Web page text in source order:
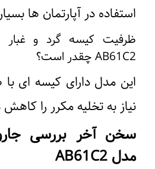
استفاده در آپارتمان ‌ها
ظرفیت کیسه گرد و غبار
AB61C2 چقدر است؟
این مدل دارای کیسه ‌ای با
نیاز به تخلیه مکرر را
سخن آخر بررسی
مدل AB61C2